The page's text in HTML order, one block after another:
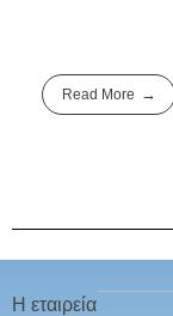
Read More
Η εταιρεία